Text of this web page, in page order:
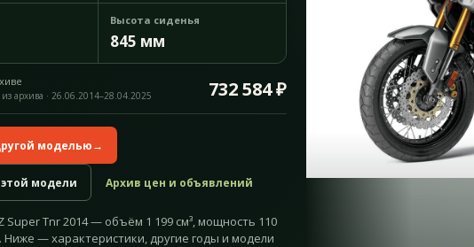
Высота сиденья
845 мм
732 584 ₽
архива · 26.06.2014–28.04.2025
моделью→
модели Архив цен и объявлений
Super Tnr 2014 — объём 1 199 см³, мощность 110
Ниже — характеристики, другие годы и модели